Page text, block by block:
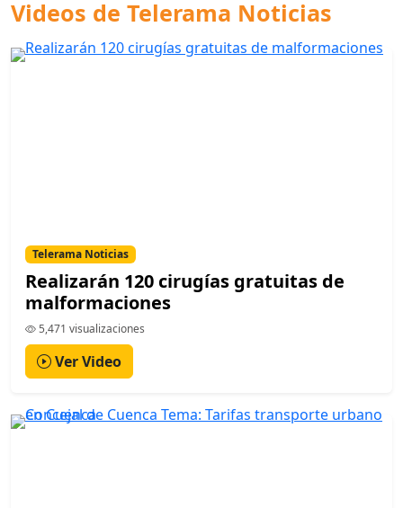
Videos de Telerama Noticias
Telerama Noticias
Realizarán 120 cirugías gratuitas de
malformaciones
5,471 visualizaciones
Ver Video